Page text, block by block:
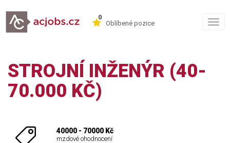
0
Oblíbené pozice
STROJNÍ INŽENÝR (40-
70.000 KČ)
40000 - 70000 Kč
mzdové ohodnocení